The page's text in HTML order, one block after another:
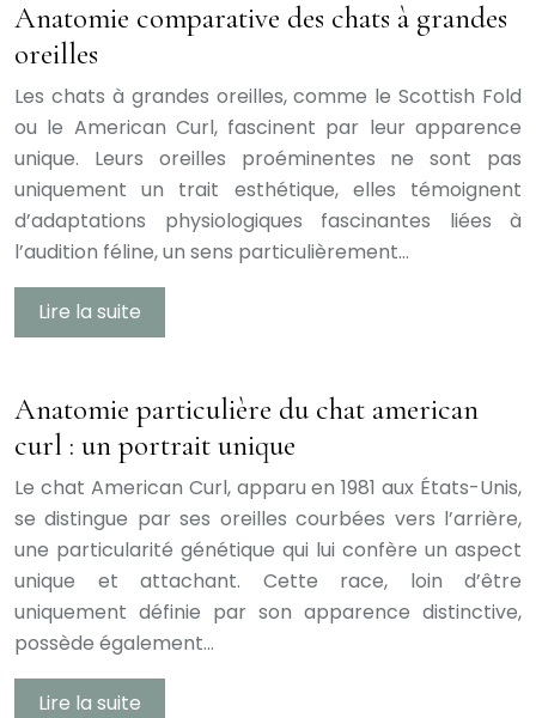
Anatomie comparative des chats à grandes
oreilles
Les chats à grandes oreilles, comme le Scottish Fold
ou le American Curl, fascinent par leur apparence
unique. Leurs oreilles proéminentes ne sont pas
uniquement un trait esthétique, elles témoignent
d’adaptations physiologiques fascinantes liées à
l’audition féline, un sens particulièrement…
Lire la suite
Anatomie particulière du chat american
curl : un portrait unique
Le chat American Curl, apparu en 1981 aux États-Unis,
se distingue par ses oreilles courbées vers l’arrière,
une particularité génétique qui lui confère un aspect
unique et attachant. Cette race, loin d’être
uniquement définie par son apparence distinctive,
possède également…
Lire la suite